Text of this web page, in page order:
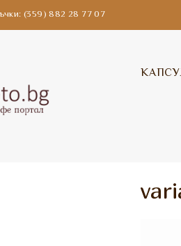
(359) 882 28 77 07